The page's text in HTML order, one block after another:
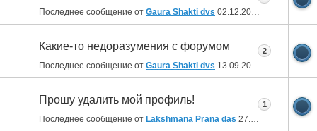
Последнее сообщение от Gaura Shakti dvs 02.12.2019
Какие-то недоразумения с форумом
Последнее сообщение от Gaura Shakti dvs 13.09.2019
2
Прошу удалить мой профиль!
Последнее сообщение от Lakshmana Prana das 27.02.2019 09:58
1